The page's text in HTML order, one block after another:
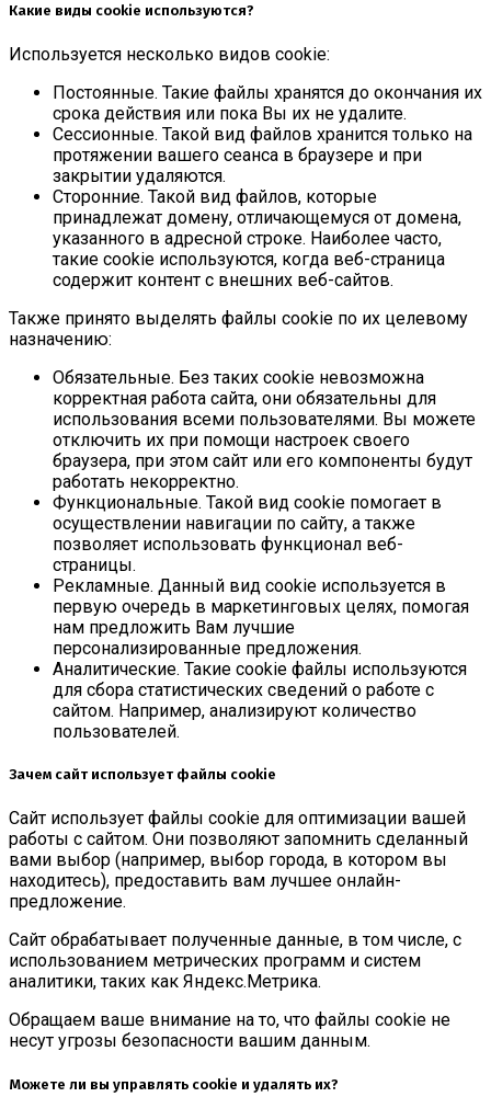
Какие виды cookie используются?
Используется несколько видов cookie:
Постоянные. Такие файлы хранятся до окончания их
срока действия или пока Вы их не удалите.
Сессионные. Такой вид файлов хранится только на
протяжении вашего сеанса в браузере и при
закрытии удаляются.
Сторонние. Такой вид файлов, которые
принадлежат домену, отличающемуся от домена,
указанного в адресной строке. Наиболее часто,
такие cookie используются, когда веб-страница
содержит контент с внешних веб-сайтов.
Также принято выделять файлы cookie по их целевому
назначению:
Обязательные. Без таких cookie невозможна
корректная работа сайта, они обязательны для
использования всеми пользователями. Вы можете
отключить их при помощи настроек своего
браузера, при этом сайт или его компоненты будут
работать некорректно.
Функциональные. Такой вид cookie помогает в
осуществлении навигации по сайту, а также
позволяет использовать функционал веб-
страницы.
Рекламные. Данный вид cookie используется в
первую очередь в маркетинговых целях, помогая
нам предложить Вам лучшие
персонализированные предложения.
Аналитические. Такие cookie файлы используются
для сбора статистических сведений о работе с
сайтом. Например, анализируют количество
пользователей.
Зачем сайт использует файлы cookie
Сайт использует файлы cookie для оптимизации вашей
работы с сайтом. Они позволяют запомнить сделанный
вами выбор (например, выбор города, в котором вы
находитесь), предоставить вам лучшее онлайн-
предложение.
Сайт обрабатывает полученные данные, в том числе, с
использованием метрических программ и систем
аналитики, таких как Яндекс.Метрика.
Обращаем ваше внимание на то, что файлы cookie не
несут угрозы безопасности вашим данным.
Можете ли вы управлять cookie и удалять их?